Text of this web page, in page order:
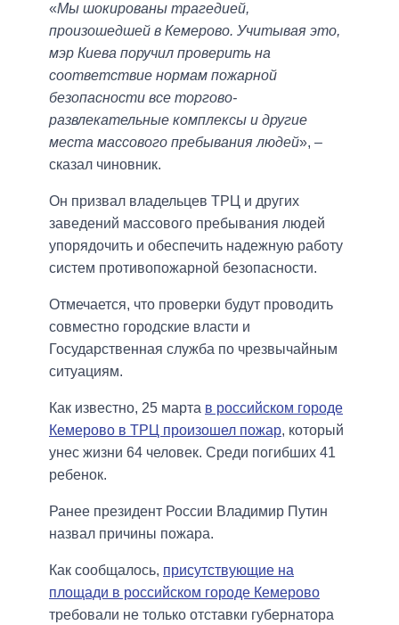
«Мы шокированы трагедией,
произошедшей в Кемерово. Учитывая это,
мэр Киева поручил проверить на
соответствие нормам пожарной
безопасности все торгово-
развлекательные комплексы и другие
места массового пребывания людей», –
сказал чиновник.
Он призвал владельцев ТРЦ и других
заведений массового пребывания людей
упорядочить и обеспечить надежную работу
систем противопожарной безопасности.
Отмечается, что проверки будут проводить
совместно городские власти и
Государственная служба по чрезвычайным
ситуациям.
Как известно, 25 марта в российском городе
Кемерово в ТРЦ произошел пожар, который
унес жизни 64 человек. Среди погибших 41
ребенок.
Ранее президент России Владимир Путин
назвал причины пожара.
Как сообщалось, присутствующие на
площади в российском городе Кемерово
требовали не только отставки губернатора